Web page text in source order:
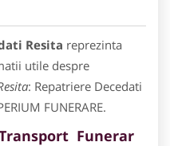
Resita reprezinta
utile despre
: Repatriere Decedati
FUNERARE.
Funerar